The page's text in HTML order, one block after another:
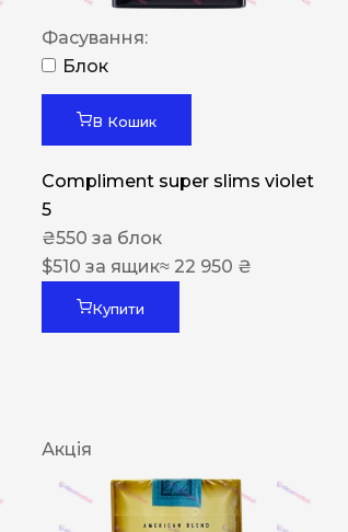
Фасування:
Блок
В Кошик
Compliment super slims violet
5
₴550 за блок
$510 за ящик≈ 22 950 ₴
Купити
Акція